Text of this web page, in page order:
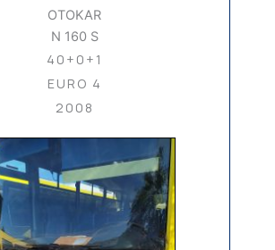
OTOKAR
N 160 S
40+0+1
EURO 4
2008